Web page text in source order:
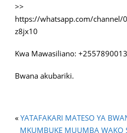
>>
https://whatsapp.com/channel/
z8jx10
Kwa Mawasiliano:
Bwana akubariki.
« YATAFAKARI MATESO YA
MKUMBUKE MUUMBA WAKO